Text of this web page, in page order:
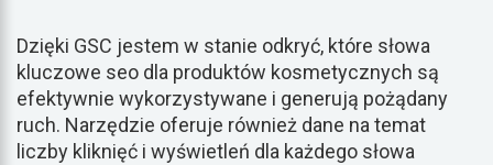
Dzięki GSC jestem w stanie odkryć, które słowa
kluczowe seo dla produktów kosmetycznych są
efektywnie wykorzystywane i generują pożądany
ruch. Narzędzie oferuje również dane na temat
liczby kliknięć i wyświetleń dla każdego słowa